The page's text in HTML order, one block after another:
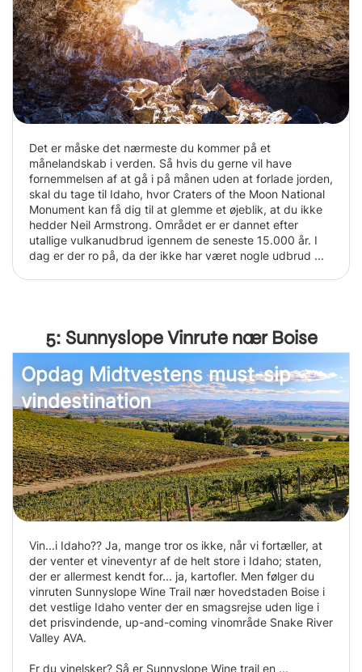
Det er måske det nærmeste du kommer på et
månelandskab i verden. Så hvis du gerne vil have
fornemmelsen af at gå i på månen uden at forlade jorden,
skal du tage til Idaho, hvor Craters of the Moon National
Monument kan få dig til at glemme et øjeblik, at du ikke
hedder Neil Armstrong. Området er er dannet efter
utallige vulkanudbrud igennem de seneste 15.000 år. I
dag er der ro på, da der ikke har været nogle udbrud ...
5: Sunnyslope Vinrute nær Boise
Opdag Midtvestens must-sip
vindestination
Vin...i Idaho?? Ja, mange tror os ikke, når vi fortæller, at
der venter et vineventyr af de helt store i Idaho; staten,
der er allermest kendt for... ja, kartofler. Men følger du
vinruten Sunnyslope Wine Trail nær hovedstaden Boise i
det vestlige Idaho venter der en smagsrejse uden lige i
det prisvindende, up-and-coming vinområde Snake River
Valley AVA.
Er du vinelsker? Så er Sunnyslope Wine trail en ...